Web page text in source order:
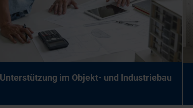
Un­ter­stüt­zung im Ob­jekt- und In­dus­trie­bau